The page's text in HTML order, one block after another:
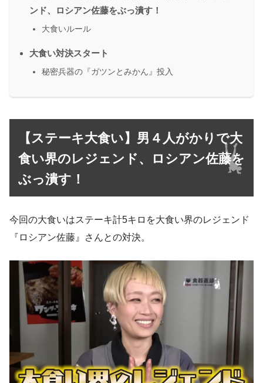
ンド、ロシアン佐藤をぶっ潰す！
大食いルール
大食い対決スタート
秘密兵器の『ガツンとみかん』投入
【ステーキ大食い】男４人がかりで大
食い界のレジェンド、ロシアン佐藤を
ぶっ潰す！
今回の大食いはステーキ計5キロを大食い界のレジェンド
『ロシアン佐藤』さんとの対決。